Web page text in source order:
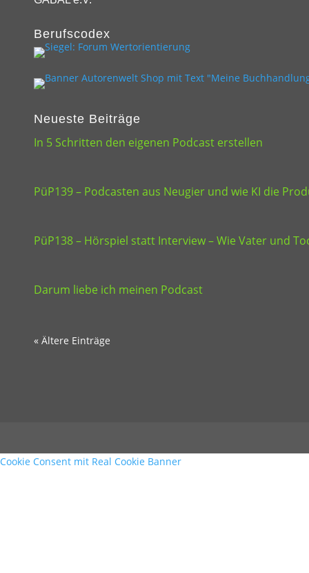
Berufscodex
Neueste Beiträge
In 5 Schritten den eigenen Podcast erstellen
PüP139 – Podcasten aus Neugier und wie KI die
PüP138 – Hörspiel statt Interview – Wie Vater und
Darum liebe ich meinen Podcast
« Ältere Einträge
Cookie Consent mit Real Cookie Banner